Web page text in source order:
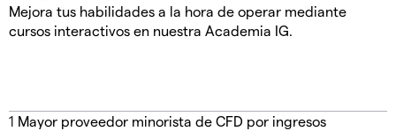
Mejora tus habilidades a la hora de operar mediante
cursos interactivos en nuestra Academia IG.
1 Mayor proveedor minorista de CFD por ingresos